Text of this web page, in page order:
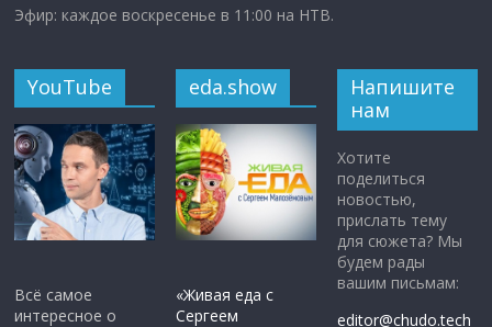
Эфир: каждое воскресенье в 11:00 на НТВ.
YouTube
Всё самое
интересное о
eda.show
«Живая еда с
Сергеем
Напишите
нам
Хотите
поделиться
новостью,
прислать тему
для сюжета? Мы
будем рады
вашим письмам:
editor@chudo.tech